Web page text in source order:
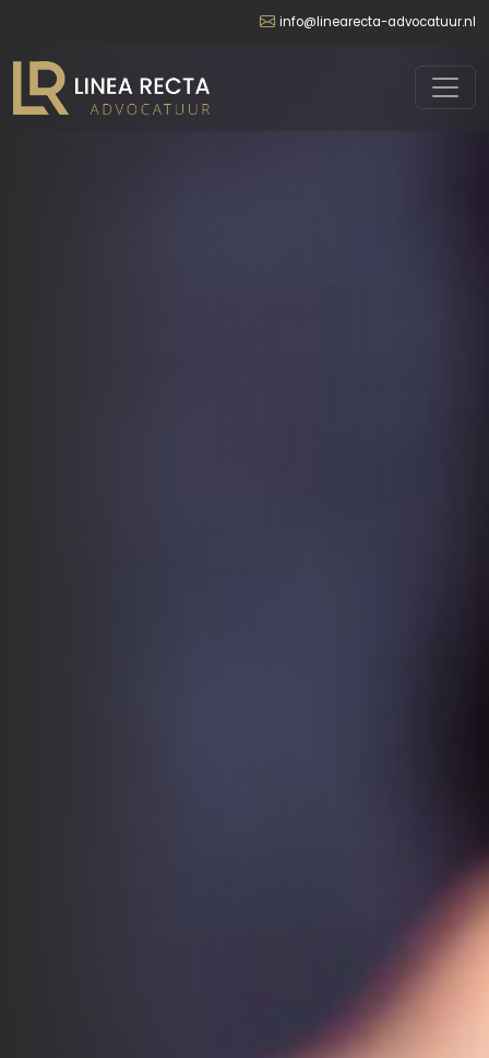
info@linearecta-advocatuur.nl